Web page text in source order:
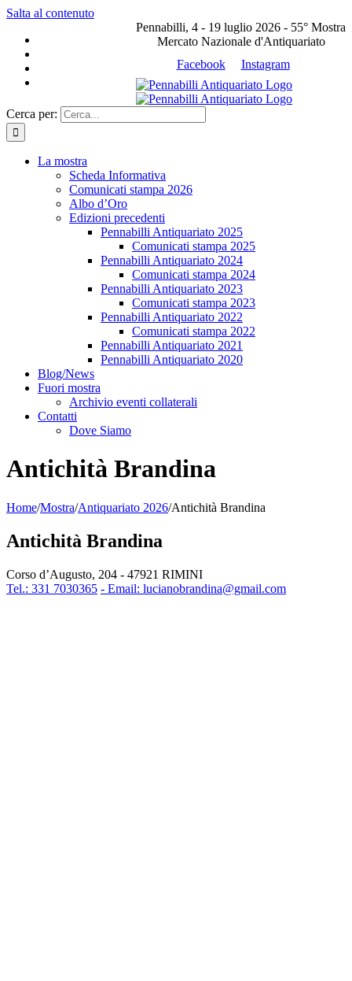
Salta al contenuto
Pennabilli, 4 - 19 luglio 2026 - 55° Mostra
Mercato Nazionale d'Antiquariato
Facebook
Instagram
Cerca per:
La mostra
Scheda Informativa
Comunicati stampa 2026
Albo d’Oro
Edizioni precedenti
Pennabilli Antiquariato 2025
Comunicati stampa 2025
Pennabilli Antiquariato 2024
Comunicati stampa 2024
Pennabilli Antiquariato 2023
Comunicati stampa 2023
Pennabilli Antiquariato 2022
Comunicati stampa 2022
Pennabilli Antiquariato 2021
Pennabilli Antiquariato 2020
Blog/News
Fuori mostra
Archivio eventi collaterali
Contatti
Dove Siamo
Antichità Brandina
Home/Mostra/Antiquariato 2026/Antichità Brandina
Antichità Brandina
Corso d’Augusto, 204 - 47921 RIMINI
Tel.: 331 7030365 - Email: lucianobrandina@gmail.com